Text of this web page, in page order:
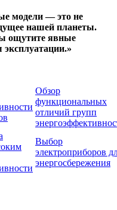
модели — это не
нашей планеты.
ощутите явные
Обзор
функциональных
отличий групп
Выбор
электроприборов
энергосбережения